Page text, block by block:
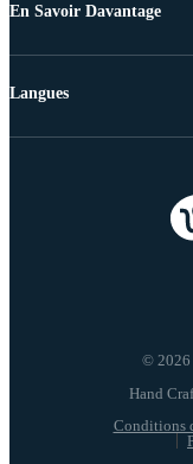
En Savoir Davantage
© 2026
Conditions
Langues